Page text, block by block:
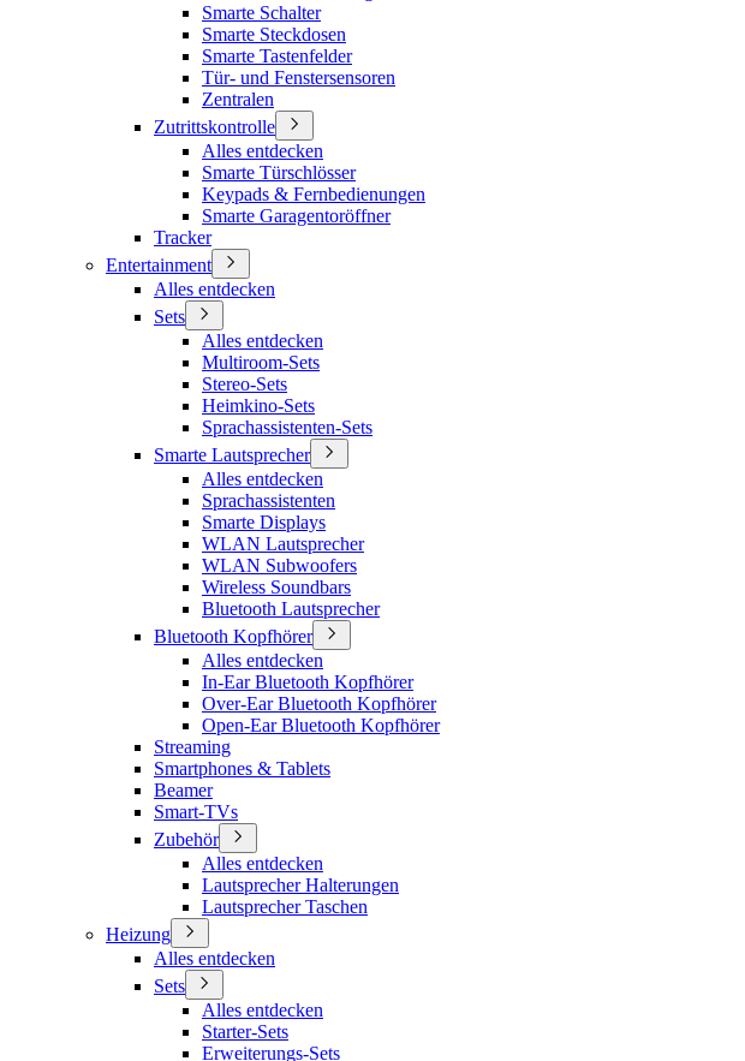
Smarte Schalter
Smarte Steckdosen
Smarte Tastenfelder
Tür- und Fenstersensoren
Zentralen
Zutrittskontrolle
Alles entdecken
Smarte Türschlösser
Keypads & Fernbedienungen
Smarte Garagentoröffner
Tracker
Entertainment
Alles entdecken
Sets
Alles entdecken
Multiroom-Sets
Stereo-Sets
Heimkino-Sets
Sprachassistenten-Sets
Smarte Lautsprecher
Alles entdecken
Sprachassistenten
Smarte Displays
WLAN Lautsprecher
WLAN Subwoofers
Wireless Soundbars
Bluetooth Lautsprecher
Bluetooth Kopfhörer
Alles entdecken
In-Ear Bluetooth Kopfhörer
Over-Ear Bluetooth Kopfhörer
Open-Ear Bluetooth Kopfhörer
Streaming
Smartphones & Tablets
Beamer
Smart-TVs
Zubehör
Alles entdecken
Lautsprecher Halterungen
Lautsprecher Taschen
Heizung
Alles entdecken
Sets
Alles entdecken
Starter-Sets
Erweiterungs-Sets